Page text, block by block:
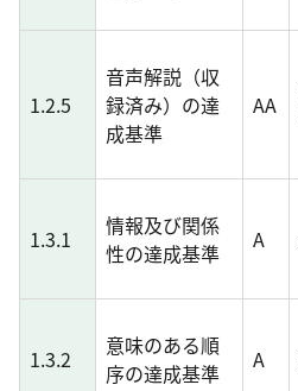
1.2.5
音声解説（収
録済み）の達
成基準
AA
1.3.1
情報及び関係
性の達成基準
A
1.3.2
意味のある順
序の達成基準
A